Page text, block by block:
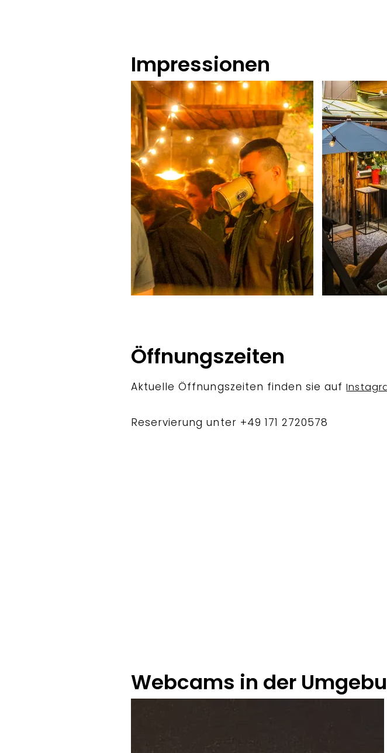
Impressionen
Öffnungszeiten
Aktuelle Öffnungszeiten finden sie auf
Reservierung unter +49 171 2720578
Webcams in der